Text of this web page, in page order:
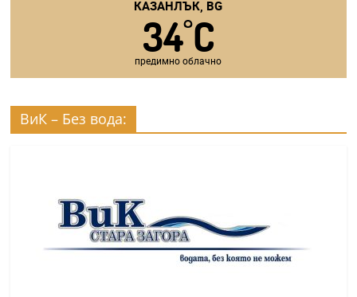
КАЗАНЛЪК, BG
34°C
предимно облачно
ВиК – Без вода: